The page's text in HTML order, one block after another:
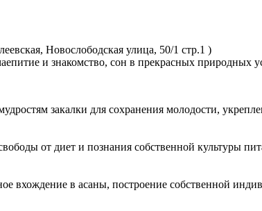
Новослободская улица, 50/1 стр.1 )
и знакомство, сон в прекрасных природных
закалки для сохранения молодости,
от диет и познания собственной культуры
вхождение в асаны, построение собственной